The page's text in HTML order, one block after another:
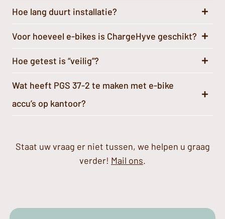
Hoe lang duurt installatie?
Voor hoeveel e-bikes is ChargeHyve geschikt?
Hoe getest is “veilig”?
Wat heeft PGS 37-2 te maken met e-bike
accu’s op kantoor?
Staat uw vraag er niet tussen, we helpen u graag
verder! Mail ons.